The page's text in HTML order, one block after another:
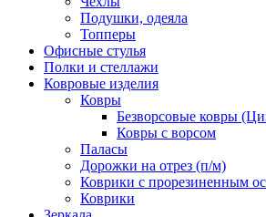
Подушки, одеяла
Топперы
Офисные стулья
Полки и стеллажи
Ковровые изделия
Ковры
Безворсовые ковры
Ковры с ворсом
Паласы
Дорожки на отрез (п/м)
Коврики с прорезиненным
Коврики